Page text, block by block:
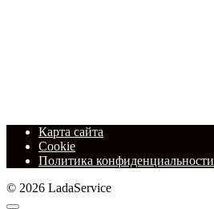
Карта сайта
Cookie
Политика конфиденциальности
© 2026 LadaService